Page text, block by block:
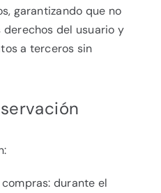
garantizando que no
del usuario y
a terceros sin
durante el